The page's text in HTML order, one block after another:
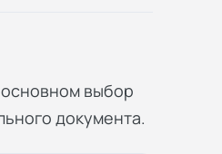
выбор
документа.